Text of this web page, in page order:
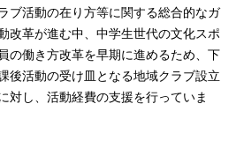
ブ活動の在り方等に関する総合的なガ
改革が進む中、中学生世代の文化スポ
の働き方改革を早期に進めるため、下
後活動の受け皿となる地域クラブ設立
対し、活動経費の支援を行っていま